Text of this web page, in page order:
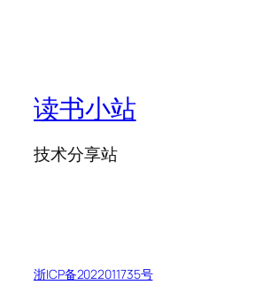
读书小站
技术分享站
浙ICP备2022011735号